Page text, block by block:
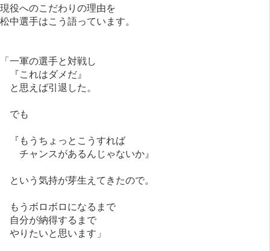
現役へのこだわりの理由を
松中選手はこう語っています。
「一軍の選手と対戦し
『これはダメだ』
と思えば引退した。
でも
『もうちょっとこうすれば
チャンスがあるんじゃないか』
という気持が芽生えてきたので。
もうボロボロになるまで
自分が納得するまで
やりたいと思います」